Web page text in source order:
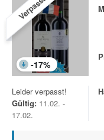
Verpasst!
-17%
Leider verpasst!
Gültig: 11.02. -
17.02.